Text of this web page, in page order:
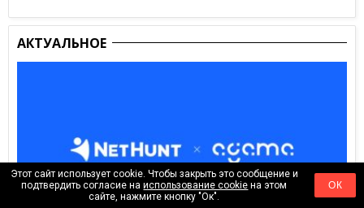
АКТУАЛЬНОЕ
Этот сайт использует cookie. Чтобы закрыть это сообщение и
подтвердить согласие наиспользование cookie на этом
сайте, нажмите кнопку "Ок".
ОК